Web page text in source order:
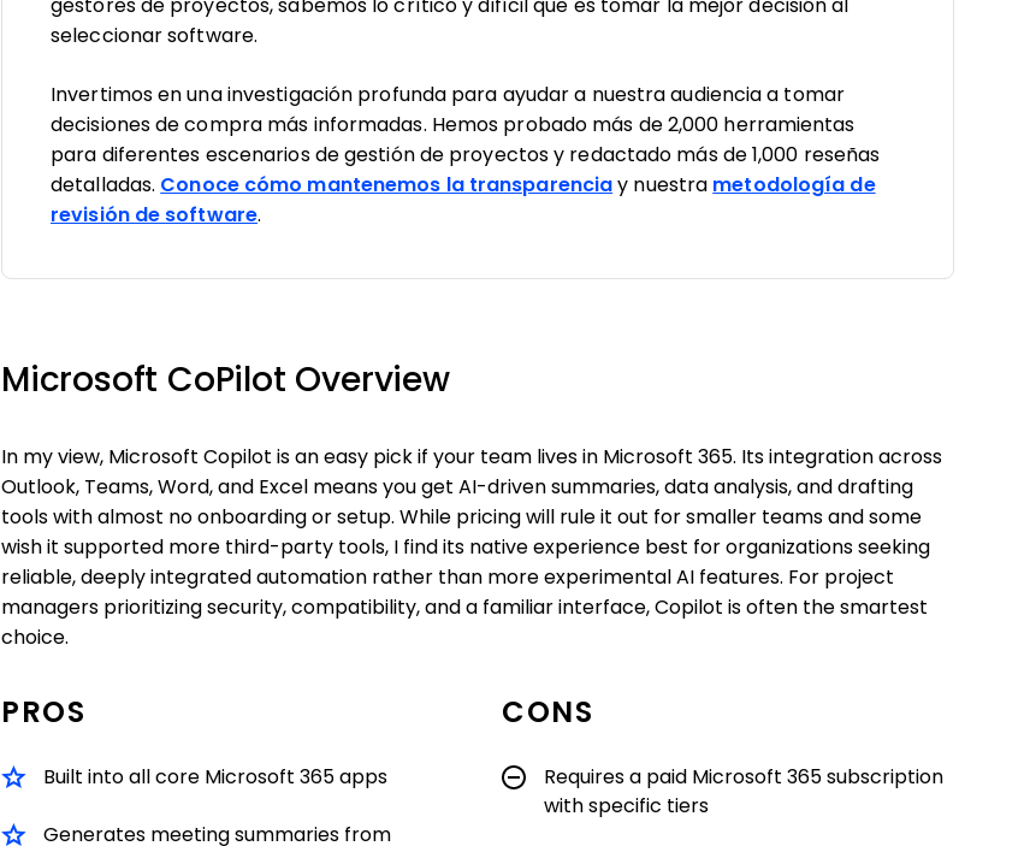
gestores de proyectos, sabemos lo crítico y difícil que es tomar la mejor decisión al
seleccionar software.
Invertimos en una investigación profunda para ayudar a nuestra audiencia a tomar
decisiones de compra más informadas. Hemos probado más de 2,000 herramientas
para diferentes escenarios de gestión de proyectos y redactado más de 1,000 reseñas
detalladas. Conoce cómo mantenemos la transparencia y nuestra metodología de
revisión de software.
Microsoft CoPilot Overview
In my view, Microsoft Copilot is an easy pick if your team lives in Microsoft 365. Its integration across
Outlook, Teams, Word, and Excel means you get AI-driven summaries, data analysis, and drafting
tools with almost no onboarding or setup. While pricing will rule it out for smaller teams and some
wish it supported more third-party tools, I find its native experience best for organizations seeking
reliable, deeply integrated automation rather than more experimental AI features. For project
managers prioritizing security, compatibility, and a familiar interface, Copilot is often the smartest
choice.
PROS
Built into all core Microsoft 365 apps
Generates meeting summaries from
CONS
Requires a paid Microsoft 365 subscription
with specific tiers